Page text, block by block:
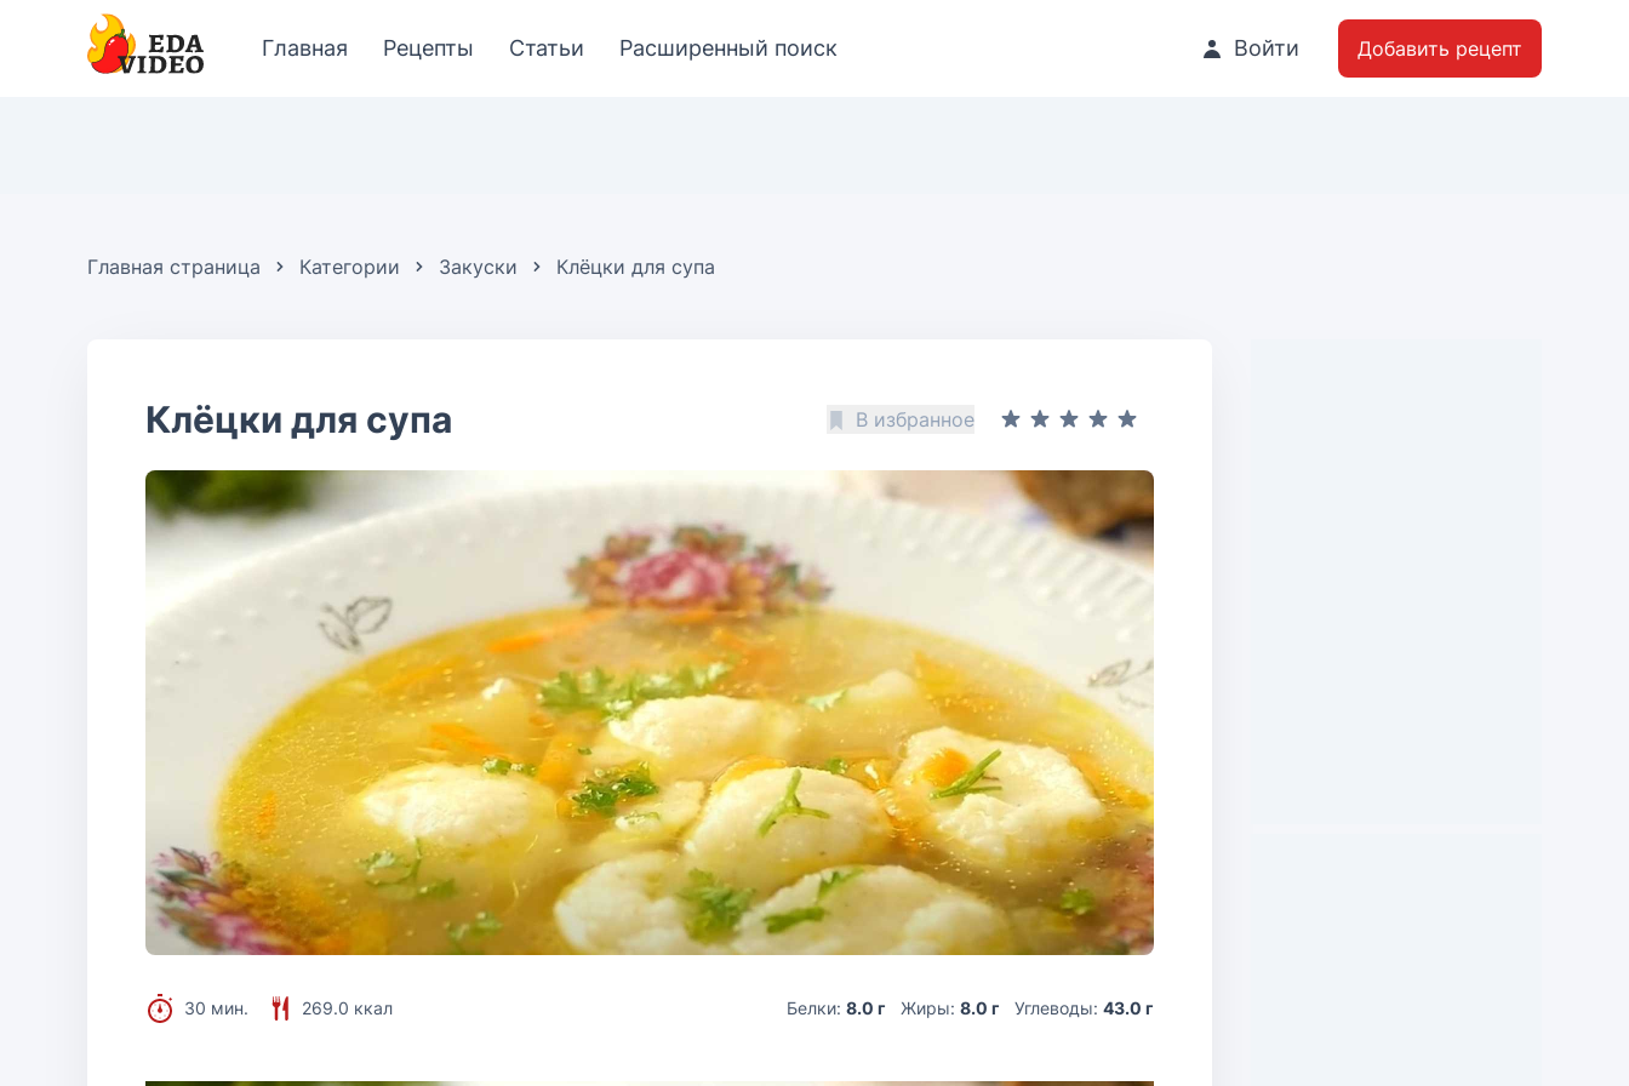
Главная Рецепты Статьи Расширенный поиск Войти Добавить рецепт
Главная страница Категории Закуски Клёцки для супа
Клёцки для супа В избранное
30 мин. 269.0 ккал Белки: 8.0 г Жиры: 8.0 г Углеводы: 43.0 г